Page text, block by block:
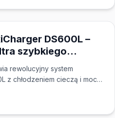
DS600L –
szybkiego
chłodzeniem cieczą
rewolucyjny system
z chłodzeniem cieczą i mocą
97% dzięki zarządzaniu